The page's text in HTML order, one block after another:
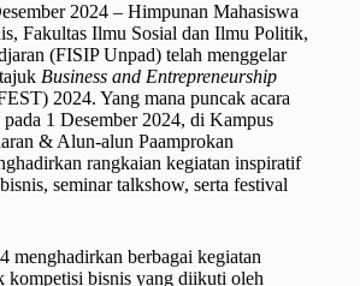
2024 – Himpunan Mahasiswa
Fakultas Ilmu Sosial dan Ilmu Politik,
(FISIP Unpad) telah menggelar
Business and Entrepreneurship
2024. Yang mana puncak acara
1 Desember 2024, di Kampus
& Alun-alun Paamprokan
rangkaian kegiatan inspiratif
seminar talkshow, serta festival
menghadirkan berbagai kegiatan
kompetisi bisnis yang diikuti oleh